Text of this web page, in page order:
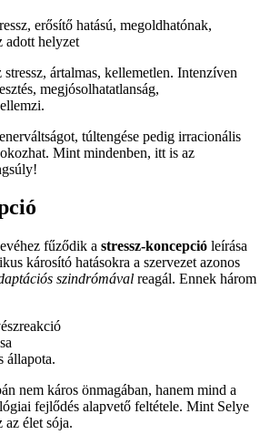
erősítő hatású, megoldhatónak,
adott helyzet
stressz, ártalmas, kellemetlen. Intenzíven
megjósolhatatlanság,
túltengése pedig irracionális
Mint mindenben, itt is az
fűződik a stressz-koncepció leírása
károsító hatásokra a szervezet azonos
szindrómával reagál. Ennek három
állapota.
nem káros önmagában, hanem mind a
fejlődés alapvető feltétele. Mint Selye
az élet sója.